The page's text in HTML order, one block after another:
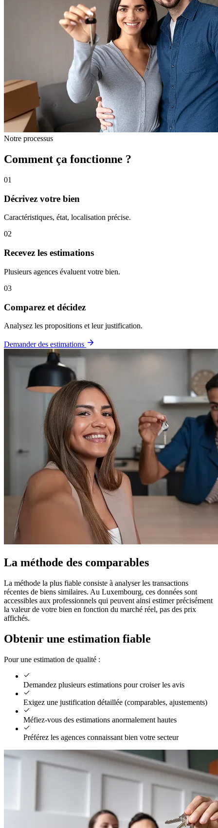
Notre processus
Comment ça fonctionne ?
01
Décrivez votre bien
Caractéristiques, état, localisation précise.
02
Recevez les estimations
Plusieurs agences évaluent votre bien.
03
Comparez et décidez
Analysez les propositions et leur justification.
Demander des estimations
La méthode des comparables
La méthode la plus fiable consiste à analyser les transactions
récentes de biens similaires. Au Luxembourg, ces données sont
accessibles aux professionnels qui peuvent ainsi estimer précisément
la valeur de votre bien en fonction du marché réel, pas des prix
affichés.
Obtenir une estimation fiable
Pour une estimation de qualité :
Demandez plusieurs estimations pour croiser les avis
Exigez une justification détaillée (comparables, ajustements)
Méfiez-vous des estimations anormalement hautes
Préférez les agences connaissant bien votre secteur